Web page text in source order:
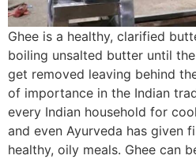
Ghee is a healthy, clarified
boiling unsalted butter until
get removed leaving behind
of importance in the Indian
every Indian household for
and even Ayurveda has given
healthy, oily meals. Ghee can